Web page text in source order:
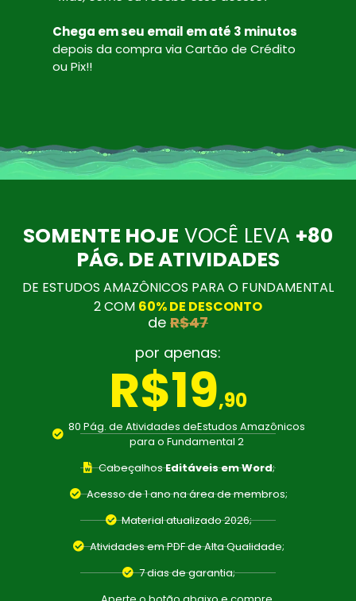
Chega em seu email em até 3 minutos
depois da compra via Cartão de Crédito
ou Pix!!
SOMENTE HOJE VOCÊ LEVA +80
PÁG. DE ATIVIDADES
DE ESTUDOS AMAZÔNICOS PARA O FUNDAMENTAL
2 COM 60% DE DESCONTO
de R$47
por apenas:
R$19,90
80 Pág. de Atividades deEstudos Amazônicos
para o Fundamental 2
CabeçalhosEditáveis em Word;
Acesso de 1 ano na área de membros;
Material atualizado2026;
Atividades em PDF de Alta Qualidade;
7 dias de garantia;